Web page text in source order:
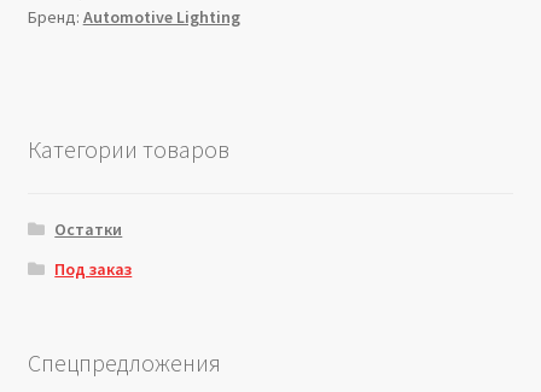
Бренд: Automotive Lighting
Категории товаров
Остатки
Под заказ
Спецпредложения